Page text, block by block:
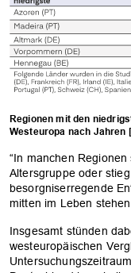
Regionen mit den
Westeuropa nach Jahren
“In manchen
Altersgruppe oder
besorgniserregende
mitten im Leben
Insgesamt stünden
westeuropäischen